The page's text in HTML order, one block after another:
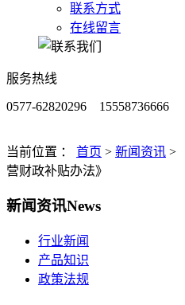
联系方式
在线留言
服务热线
0577-62820296 15558736666
当前位置 ： 首页 > 新闻资讯 >
营财政补贴办法》
新闻资讯News
行业新闻
产品知识
政策法规